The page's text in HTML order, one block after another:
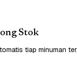
Stok
tiap minuman